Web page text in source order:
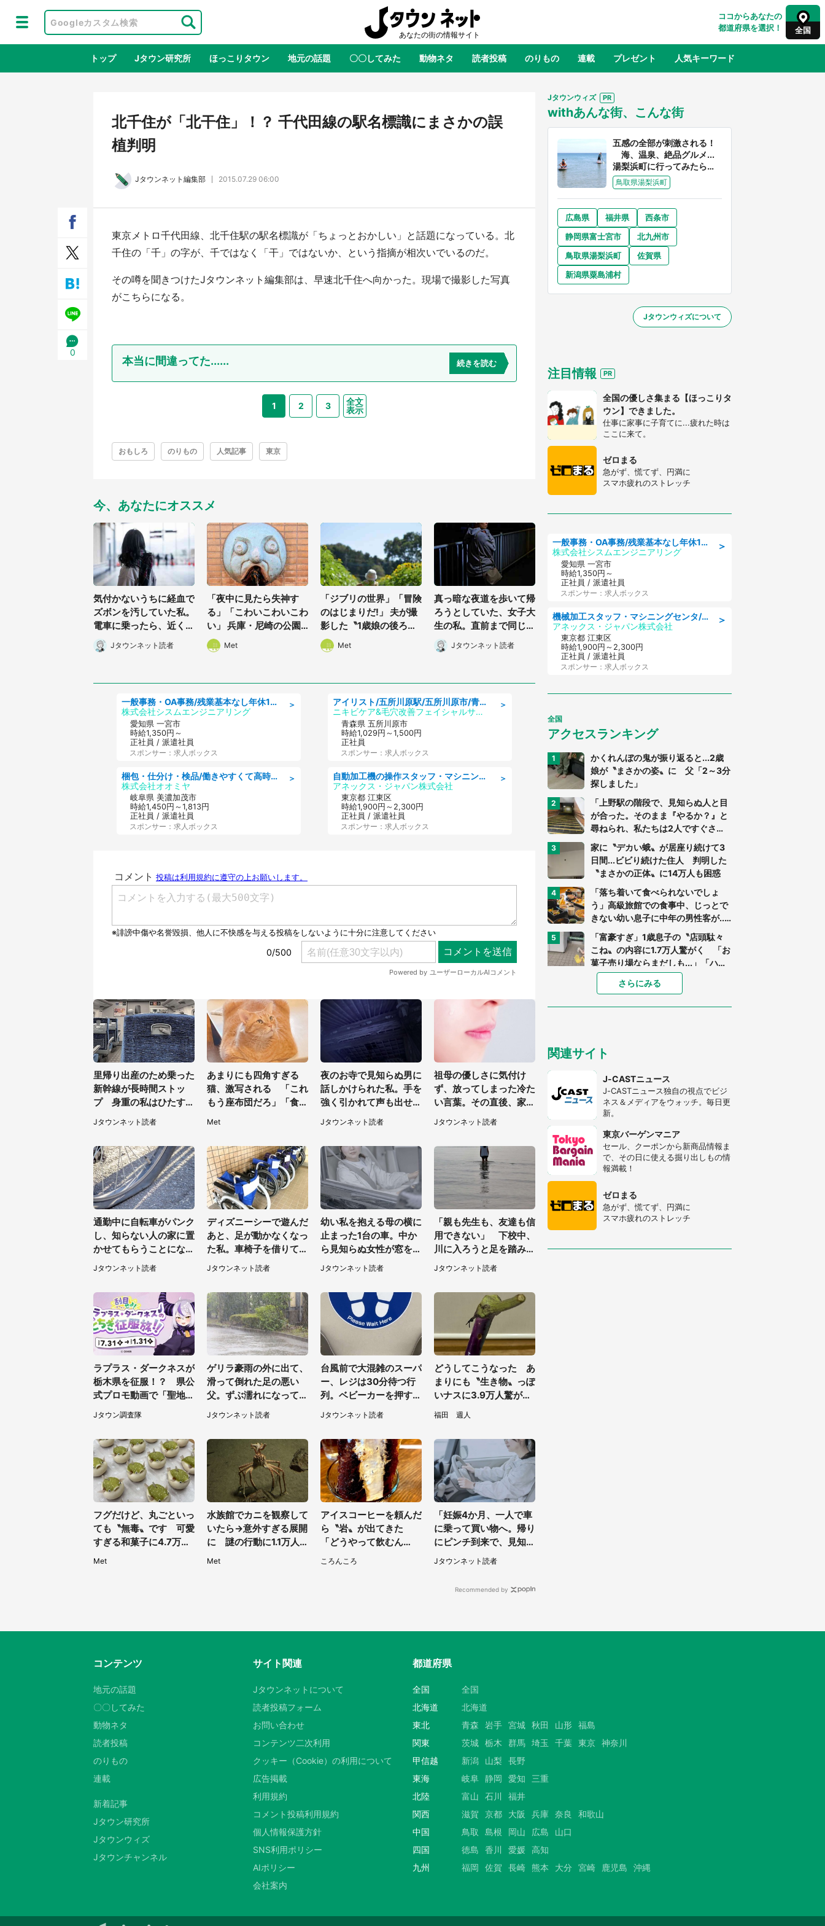
ココからあなたの
都道府県を選択！
全国
全国 全国
東北 青森 岩手 宮城 山形 福島
千葉 東京 神奈川
奈良 和歌山
中国 鳥取 島根 岡山 山口
九州 福岡 佐賀 長崎 大分 宮崎
トップ Jタウン研究所 ほっこりタウン 地元の話題 〇〇してみた 動物ネタ 読者投稿 のりもの 連載 プレゼント 人気キーワード
地域×二次元 絶景 あの時はありがとう 物語がはじまる町へ ふるさと納税
ラプラス・ダークネスが栃木県を征
服！？ 県公式プロモ動画で「聖地」
『薬屋のひとりごと』の〝舞〟の世界
に入り込む 六本木ヒルズ展望台でコ
／1～10／26】
日向翔陽＆影山飛雄が笹かまを食べ
る！ アニメ『ハイキュー！！』×老
／1～31】
『小林さんちのメイドラゴン』と舞台
のモデル・越谷がコラボ 田んぼアー
トの見頃にあわせて企画続々【7／31
～】
北千住が「北干住」！？ 千代田線の駅名標識にまさかの誤
植判明
Jタウンネット編集部 2015.07.29 06:00
0
東京メトロ千代田線、北千住駅の駅名標識が「ちょっとおかしい」と話題になっている。北
千住の「千」の字が、千ではなく「干」ではないか、という指摘が相次いでいるのだ。
その噂を聞きつけたJタウンネット編集部は、早速北千住へ向かった。現場で撮影した写真
がこちらになる。
本当に間違ってた...... 続きを読む
1 2 3
全文
表示
おもしろ のりもの 人気記事 東京
今、あなたにオススメ
気付かないうちに経血で
ズボンを汚していた私。
電車に乗ったら、近くの
女性客が小さな声で(千
葉県・10代女性)
Jタウンネット読者
「夜中に見たら失神す
る」「こわいこわいこわ
い」 兵庫・尼崎の公園
に佇む〝謎すぎる顔〟に
1.3万人戦慄
Met
「ジブリの世界」「冒険
のはじまりだ!」 夫が撮
影した〝1歳娘の後ろ
姿〟が良すぎて...4.8万
人感激
Met
真っ暗な夜道を歩いて帰
ろうとしていた、女子大
生の私。直前まで同じバ
スに乗ってた男性に声を
かけられて(長野県・50
Jタウンネット読者
＞
一般事務・OA事務/残業基本なし年休130日社保完備の一般・調達事務
株式会社シスムエンジニアリング
愛知県 一宮市
時給1,350円～
正社員 / 派遣社員
スポンサー：求人ボックス
＞
梱包・仕分け・検品/働きやすくて高時給の仕分け作業長期休暇充実/残業なし
株式会社オオミヤ
岐阜県 美濃加茂市
時給1,450円～1,813円
正社員 / 派遣社員
スポンサー：求人ボックス
＞
アイリスト/五所川原駅/五所川原市/青森県
ニキビケア&毛穴改善フェイシャルサロン BELDAD
青森県 五所川原市
時給1,029円～1,500円
正社員
スポンサー：求人ボックス
＞
自動加工機の操作スタッフ・マシニングセンタ/工業系卒歓迎/未経験OK/ブランクOK/学歴不問/交通費支給
アネックス・ジャパン株式会社
東京都 江東区
時給1,900円～2,300円
正社員 / 派遣社員
スポンサー：求人ボックス
里帰り出産のため乗った
新幹線が長時間ストッ
プ 身重の私はひたすら
我慢、男女二人はジュー
スを買ってきて（50代
Jタウンネット読者
あまりにも四角すぎる
猫、激写される 「これ
もう座布団だろ」「食パ
Met
夜のお寺で見知らぬ男に
話しかけられた私。手を
強く引かれて声も出せ
ず...（東京都・40代女
性）
Jタウンネット読者
祖母の優しさに気付け
ず、放ってしまった冷た
い言葉。その直後、家の
テーブルの上で見つけた
ものは（福岡県・30代
Jタウンネット読者
通勤中に自転車がパンク
し、知らない人の家に置
かせてもらうことになっ
た私。帰りに取りに行く
と、なんと...（東京都・
40代女性）
Jタウンネット読者
ディズニーシーで遊んだ
あと、足が動かなくなっ
た私。車椅子を借りて帰
ろうとしたところでキャ
ストが（60代女性）
Jタウンネット読者
幼い私を抱える母の横に
止まった1台の車。中か
ら見知らぬ女性が窓を開
けて...（東京都・40代
男性）
Jタウンネット読者
「親も先生も、友達も信
用できない」 下校中、
川に入ろうと足を踏み出
した女子高生と、彼女を
止めた予想外の存在
Jタウンネット読者
ラプラス・ダークネスが
栃木県を征服！？ 県公
式プロモ動画で「聖地」
が生産されてます【7／
31～1／31】
Jタウン調査隊
ゲリラ豪雨の外に出て、
滑って倒れた足の悪い
父。ずぶ濡れになって助
けてくれた恩人の名前も
聞かず...
Jタウンネット読者
台風前で大混雑のスーパ
ー、レジは30分待つ行
列。ベビーカーを押す私
が並んでいると、前の男
性客が...
Jタウンネット読者
どうしてこうなった あ
まりにも〝生き物〟っぽ
いナスに3.9万人驚がく
「そのまま精霊馬に使え
そう」
福田 週人
フグだけど、丸ごといっ
ても〝無毒〟です 可愛
すぎる和菓子に4.7万人
夢中「ふぐぅ～」「職人
Met
水族館でカニを観察して
いたら→意外すぎる展開
に 謎の行動に1.1万人
仰天「自慢してるみた
Met
アイスコーヒーを頼んだ
ら〝岩〟が出てきた
「どうやって飲むん
だ？！」衝撃の一杯が話
ころんころ
「妊娠4か月、一人で車
に乗って買い物へ。帰り
にピンチ到来で、見知ら
ぬ2人の男性が私の車
を...」（30代女性）
Jタウンネット読者
Recommended by
Jタウンウィズ
withあんな街、こんな街
五感の全部が刺激される！
海、温泉、絶品グルメ...
湯梨浜町に行ってみたら、
魅力に溢れすぎてた件
鳥取県湯梨浜町
広島県 福井県
西条市
静岡県富士宮市
北九州市
鳥取県湯梨浜町
佐賀県
新潟県粟島浦村
Jタウンウィズについて
注目情報
全国の優しさ集まる【ほっこりタ
ウン】できました。
仕事に家事に子育てに...疲れた時は
ここに来て。
ゼロまる
急がず、慌てず、円満に
スマホ疲れのストレッチ
＞
一般事務・OA事務/残業基本なし年休130日社保完備の一般・調達事務
株式会社シスムエンジニアリング
愛知県 一宮市
時給1,350円～
正社員 / 派遣社員
スポンサー：求人ボックス
＞
機械加工スタッフ・マシニングセンタ/工業系卒歓迎/未経験OK/男女活躍/土日祝休みあり/定年なし
アネックス・ジャパン株式会社
東京都 江東区
時給1,900円～2,300円
正社員 / 派遣社員
スポンサー：求人ボックス
全国
アクセスランキング
かくれんぼの鬼が振り返ると...2歳
娘が〝まさかの姿〟に 父「2～3分
探しました」
「上野駅の階段で、見知らぬ人と目
が合った。そのまま『やるか？』と
尋ねられ、私たちは2人ですぐさ
ま...」（茨城県・70代男性）
家に〝デカい蛾〟が居座り続けて3
日間...ビビり続けた住人 判明した
〝まさかの正体〟に14万人も困惑
「落ち着いて食べられないでしょ
う」高級旅館での食事中、じっとで
きない幼い息子に中年の男性客が...
（東京都・40代男性）
「富豪すぎ」1歳息子の〝店頭駄々
こね〟の内容に1.7万人驚がく 「お
菓子売り場ならまだしも...」「ハー
ドル高い」
あまりにも四角すぎる猫、激写され
る 「これもう座布団だろ」「食パ
ンの耳」と1.4万人困惑
とお願いしたら...」 体験談に8万
「ゾワゾワする」「本当に気持ち悪
い」 道端でバグっちゃってた〝野
生の野菜〟に6.5万人戦慄
「○○がない街に住んでいます」住
人の呟きに30万人驚がく 何が存在
しないか、あなたはわかる？
「修学旅行に途中参加する娘を送っ
て行ったら、真っ暗な道で遭難状
態。なんとか見つけた民家に助けを
求めると、住人の男性が...」
さらにみる
関連サイト
J-CASTニュース
J-CASTニュース独自の視点でビジ
ネス＆メディアをウォッチ。毎日更
新。
東京バーゲンマニア
セール、クーポンから新商品情報ま
で、その日に使える掘り出しもの情
報満載！
ゼロまる
急がず、慌てず、円満に
スマホ疲れのストレッチ
コンテンツ
地元の話題
〇〇してみた
動物ネタ
読者投稿
のりもの
連載
新着記事
Jタウン研究所
Jタウンウィズ
Jタウンチャンネル
サイト関連
Jタウンネットについて
読者投稿フォーム
お問い合わせ
コンテンツ二次利用
クッキー（Cookie）の利用について
広告掲載
利用規約
コメント投稿利用規約
個人情報保護方針
SNS利用ポリシー
AIポリシー
会社案内
都道府県
全国
全国
北海道
北海道
東北
青森 岩手 宮城 秋田 山形 福島
関東
茨城 栃木 群馬 埼玉 千葉 東京 神奈川
甲信越
新潟 山梨
長野
東海
岐阜 静岡 愛知
三重
北陸
富山 石川
福井
関西
滋賀 京都 大阪 兵庫 奈良
和歌山
中国
鳥取 島根 岡山 広島
山口
四国
徳島 香川 愛媛 高知
九州
福岡 佐賀 長崎 熊本 大分 宮崎 鹿児島 沖縄